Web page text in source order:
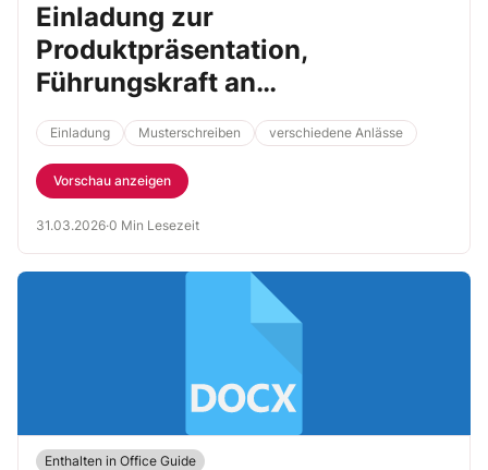
Einladung zur
Produktpräsentation,
Führungskraft an
Geschäftspartner
Einladung Musterschreiben verschiedene Anlässe
Vorschau anzeigen
31.03.2026·0 Min Lesezeit
Enthalten in Office Guide